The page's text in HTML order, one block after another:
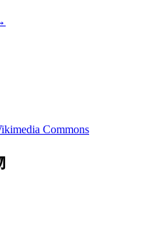
Commons